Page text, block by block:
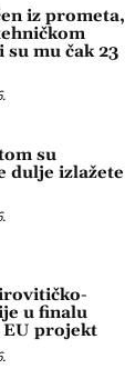
iz prometa,
mu čak 23
su
dulje izlažete
u finalu
projekt